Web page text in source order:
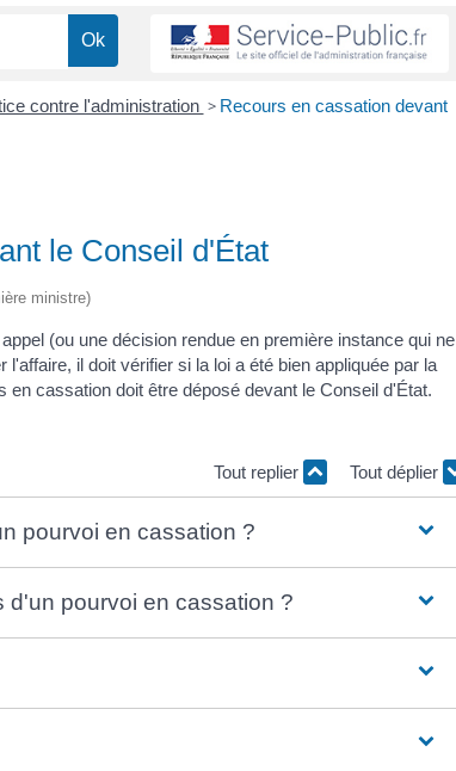
contre l'administration > Recours en cassation devant
le Conseil d'État
ministre)
(ou une décision rendue en première instance qui ne
il doit vérifier si la loi a été bien appliquée par la
cassation doit être déposé devant le Conseil d'État.
Tout replier Tout déplier
pourvoi en cassation ?
d'un pourvoi en cassation ?